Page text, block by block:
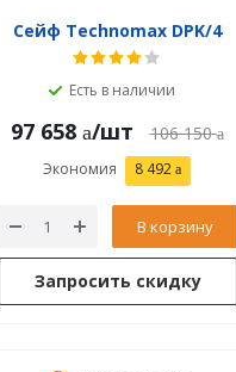
Сейф Technomax DPK/4
Есть в наличии
97 658 /шт 106 150
Экономия 8 492
В корзину
Запросить скидку